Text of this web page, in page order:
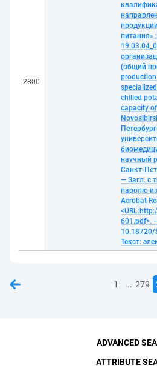
2800
питания»
(общий
chilled
capacity
научный
Санкт-
— Загл. с
паролю
Acrobat
601.pdf>.
Текст:
1 ... 279
ADVANCED
ATTRIBUTE